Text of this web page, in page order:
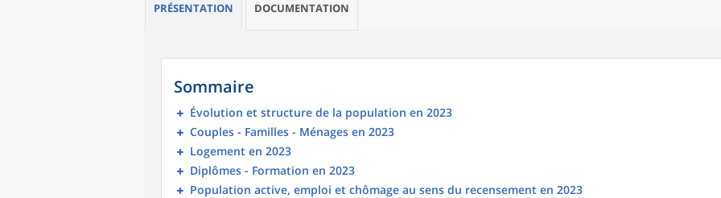
PRÉSENTATION DOCUMENTATION
Sommaire
Évolution et structure de la population en 2023
Couples - Familles - Ménages en 2023
Logement en 2023
Diplômes - Formation en 2023
Population active, emploi et chômage au sens du recensement en 2023